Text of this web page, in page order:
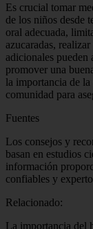
Es crucial tomar
de los niños desde
oral adecuada,
azucaradas,
adicionales pueden
promover una
la importancia de
comunidad para
Fuentes
Los consejos y
basan en estudios
información
confiables y
Relacionado:
La importancia del